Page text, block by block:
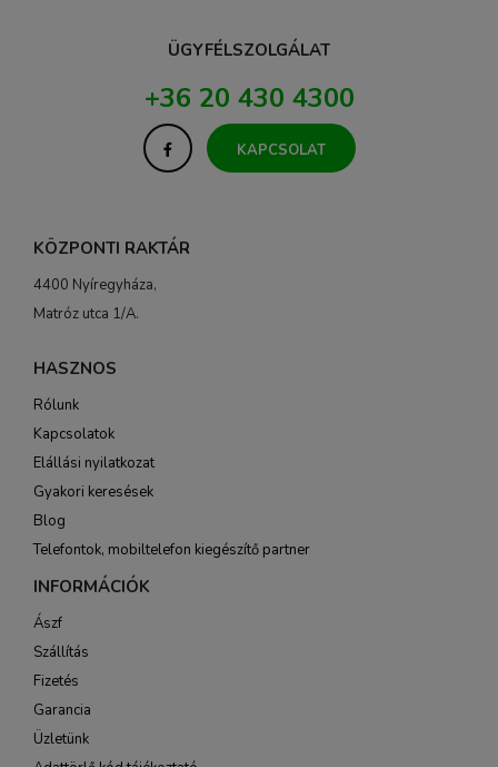
ÜGYFÉLSZOLGÁLAT
+36 20 430 4300
KAPCSOLAT
KÖZPONTI RAKTÁR
4400 Nyíregyháza,
Matróz utca 1/A.
HASZNOS
Rólunk
Kapcsolatok
Elállási nyilatkozat
Gyakori keresések
Blog
Telefontok, mobiltelefon kiegészítő partner
INFORMÁCIÓK
Ászf
Szállítás
Fizetés
Garancia
Üzletünk